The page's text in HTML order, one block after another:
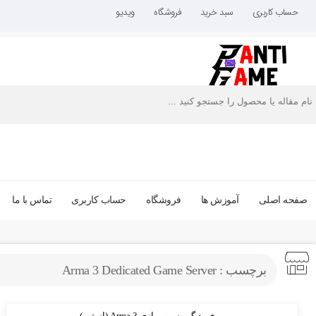
حساب کاربری سبد خرید فروشگاه ویدیو
صفحه اصلی آموزش ها فروشگاه حساب کاربری تماس با ما
برچسب : Arma 3 Dedicated Game Server